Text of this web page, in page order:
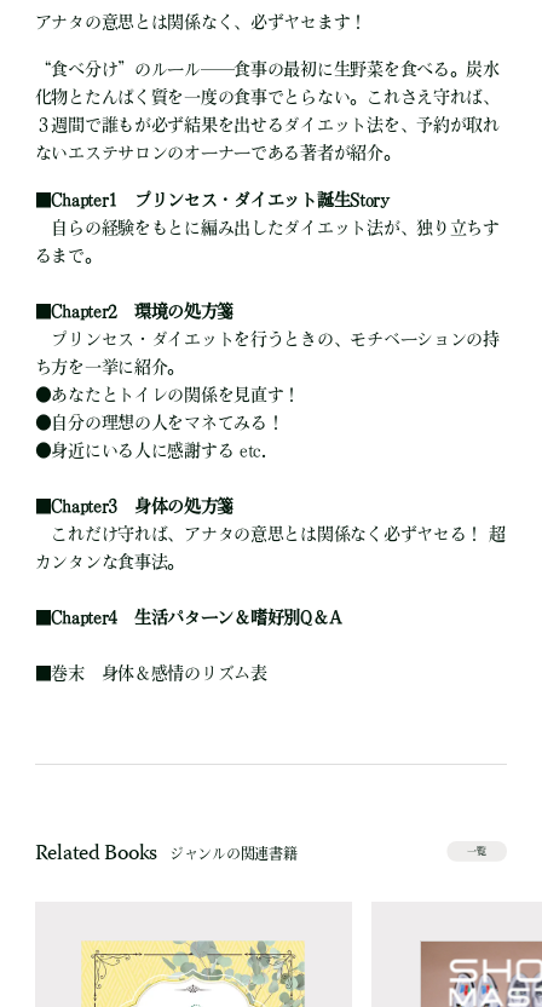
アナタの意思とは関係なく、必ずヤセます！
“食べ分け”のルール──食事の最初に生野菜を食べる。炭水
化物とたんぱく質を一度の食事でとらない。これさえ守れば、
３週間で誰もが必ず結果を出せるダイエット法を、予約が取れ
ないエステサロンのオーナーである著者が紹介。
■Chapter1 プリンセス・ダイエット誕生Story
自らの経験をもとに編み出したダイエット法が、独り立ちす
るまで。
■Chapter2 環境の処方箋
プリンセス・ダイエットを行うときの、モチベーションの持
ち方を一挙に紹介。
●あなたとトイレの関係を見直す！
● 自分の理想の人をマネてみる！
●身近にいる人に感謝する etc.
■Chapter3 身体の処方箋
これだけ守れば、アナタの意思とは関係なく必ずヤセる！ 超
カンタンな食事法。
■Chapter4 生活パターン＆嗜好別Q＆A
■巻末 身体＆感情のリズム表
Related Books ジャンルの関連書籍 一覧